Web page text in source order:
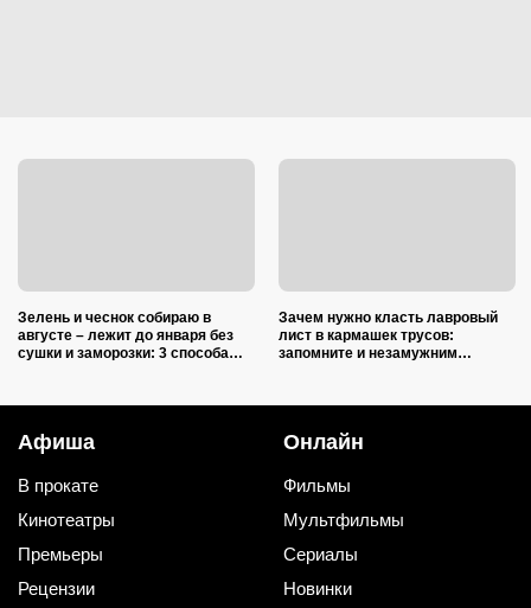
Зелень и чеснок собираю в
августе – лежит до января без
сушки и заморозки: 3 способа
Зачем нужно класть лавровый
лист в кармашек трусов:
запомните и незамужним
Афиша
В прокате
Кинотеатры
Премьеры
Рецензии
Онлайн
Фильмы
Мультфильмы
Сериалы
Новинки